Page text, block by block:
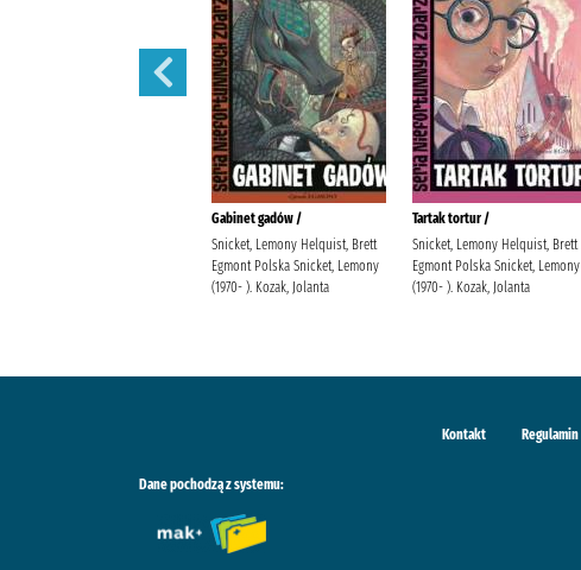
Gabinet gadów /
Snicket, Lemony Helquist, Brett
Egmont Polska Snicket, Lemony
(1970- ). Kozak, Jolanta
Tartak tortur /
Snicket, Lemony Helquist, Brett
Egmont Polska Snicket, Lemony
(1970- ). Kozak, Jolanta
Kontakt Regulamin
Dane pochodzą z systemu: